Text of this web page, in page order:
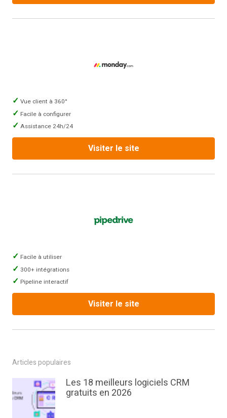
Vue client à 360°
Facile à configurer
Assistance 24h/24
Visiter le site
Facile à utiliser
300+ intégrations
Pipeline interactif
Visiter le site
Articles populaires
Les 18 meilleurs logiciels CRM
gratuits en 2026